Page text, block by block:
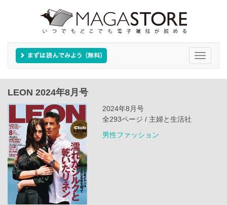
Toggle
LEON 2024年8月号
2024年8月号
全293ページ / 主婦と生活社
男性ファッション